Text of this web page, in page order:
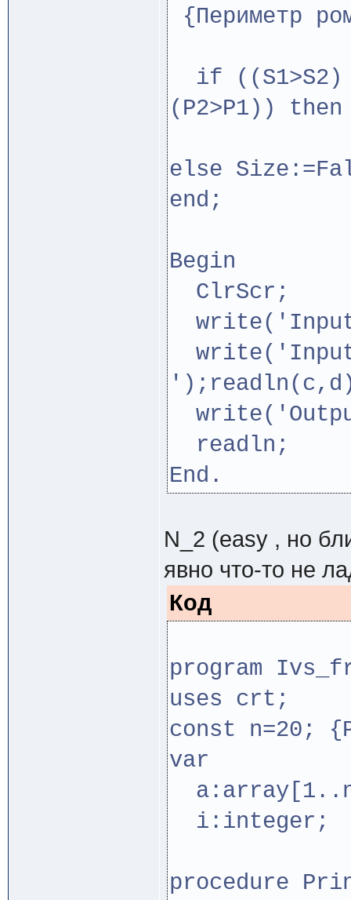
{Периметр
if ((S1>S2)
(P2>P1))
else
end;
Begin
ClrScr;
write('Input
readln;
End.
N_2 (easy , но
явно что-то не
Код
program
uses crt;
const n=20;
var
i:integer;
procedure